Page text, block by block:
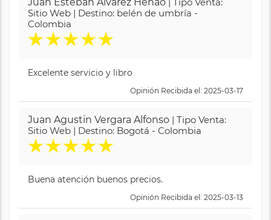
Sitio Web | Destino: belén de umbría -
Colombia
★★★★★
Excelente servicio y libro
Opinión Recibida el: 2025-03-17
Juan Agustin Vergara Alfonso | Tipo Venta:
Sitio Web | Destino: Bogotá - Colombia
★★★★★
Buena atención buenos precios.
Opinión Recibida el: 2025-03-13